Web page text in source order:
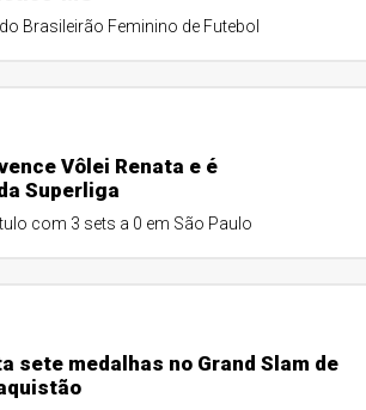
Brasileirão Feminino de Futebol
Vôlei Renata e é
Superliga
com 3 sets a 0 em São Paulo
sete medalhas no Grand Slam de